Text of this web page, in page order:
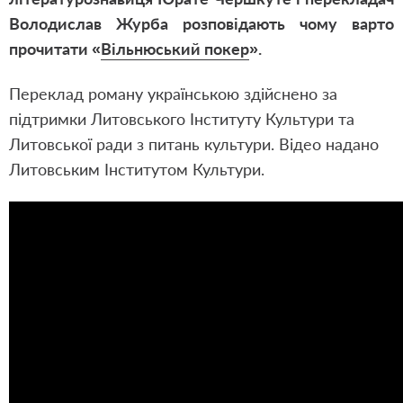
Володислав Журба розповідають чому варто
прочитати «Вільнюський покер».
Переклад роману українською здійснено за
підтримки Литовського Інституту Культури та
Литовської ради з питань культури. Відео надано
Литовським Інститутом Культури.